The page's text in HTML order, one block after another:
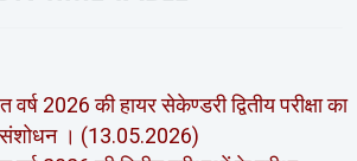
वर्ष 2026 की हायर सेकेण्‍डरी द्वितीय परीक्षा का
संशोधन । (13.05.2026)